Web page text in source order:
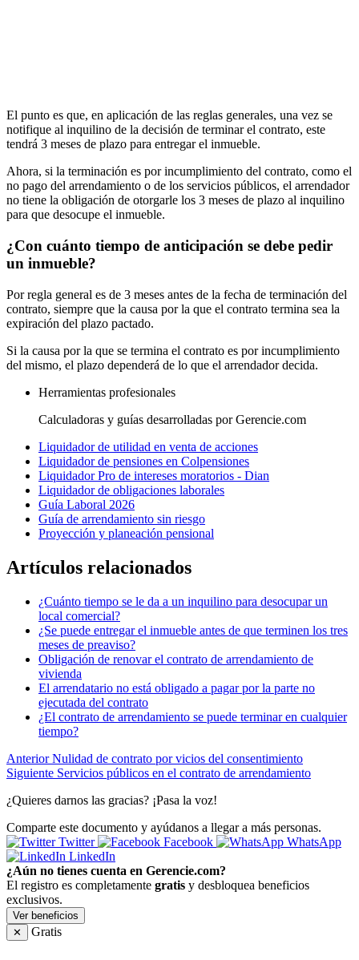
El punto es que, en aplicación de las reglas generales, una vez se
notifique al inquilino de la decisión de terminar el contrato, este
tendrá 3 meses de plazo para entregar el inmueble.
Ahora, si la terminación es por incumplimiento del contrato, como el
no pago del arrendamiento o de los servicios públicos, el arrendador
no tiene la obligación de otorgarle los 3 meses de plazo al inquilino
para que desocupe el inmueble.
¿Con cuánto tiempo de anticipación se debe pedir
un inmueble?
Por regla general es de 3 meses antes de la fecha de terminación del
contrato, siempre que la causa por la que el contrato termina sea la
expiración del plazo pactado.
Si la causa por la que se termina el contrato es por incumplimiento
del mismo, el plazo dependerá de lo que el arrendador decida.
Herramientas profesionales
Calculadoras y guías desarrolladas por Gerencie.com
Liquidador de utilidad en venta de acciones
Liquidador de pensiones en Colpensiones
Liquidador Pro de intereses moratorios - Dian
Liquidador de obligaciones laborales
Guía Laboral 2026
Guía de arrendamiento sin riesgo
Proyección y planeación pensional
Artículos relacionados
¿Cuánto tiempo se le da a un inquilino para desocupar un
local comercial?
¿Se puede entregar el inmueble antes de que terminen los tres
meses de preaviso?
Obligación de renovar el contrato de arrendamiento de
vivienda
El arrendatario no está obligado a pagar por la parte no
ejecutada del contrato
¿El contrato de arrendamiento se puede terminar en cualquier
tiempo?
Anterior Nulidad de contrato por vicios del consentimiento
Siguiente Servicios públicos en el contrato de arrendamiento
¿Quieres darnos las gracias? ¡Pasa la voz!
Comparte este documento y ayúdanos a llegar a más personas.
Twitter
Facebook
WhatsApp
LinkedIn
¿Aún no tienes cuenta en Gerencie.com?
El registro es completamente gratis y desbloquea beneficios
exclusivos.
Ver beneficios
✕
Gratis